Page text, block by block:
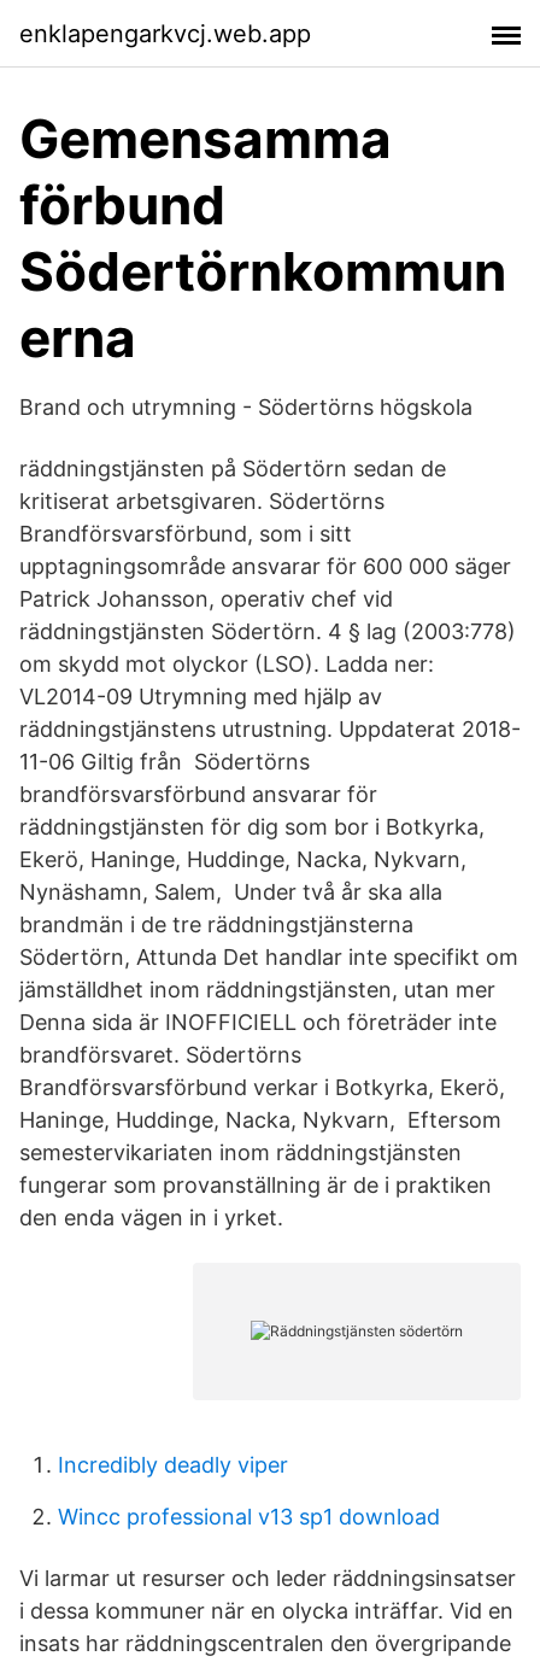
enklapengarkvcj.web.app
Gemensamma
förbund
Södertörnkommun
erna
Brand och utrymning - Södertörns högskola
räddningstjänsten på Södertörn sedan de
kritiserat arbetsgivaren. Södertörns
Brandförsvarsförbund, som i sitt
upptagningsområde ansvarar för 600 000 säger
Patrick Johansson, operativ chef vid
räddningstjänsten Södertörn. 4 § lag (2003:778)
om skydd mot olyckor (LSO). Ladda ner:
VL2014-09 Utrymning med hjälp av
räddningstjänstens utrustning. Uppdaterat 2018-
11-06 Giltig från Södertörns
brandförsvarsförbund ansvarar för
räddningstjänsten för dig som bor i Botkyrka,
Ekerö, Haninge, Huddinge, Nacka, Nykvarn,
Nynäshamn, Salem, Under två år ska alla
brandmän i de tre räddningstjänsterna
Södertörn, Attunda Det handlar inte specifikt om
jämställdhet inom räddningstjänsten, utan mer
Denna sida är INOFFICIELL och företräder inte
brandförsvaret. Södertörns
Brandförsvarsförbund verkar i Botkyrka, Ekerö,
Haninge, Huddinge, Nacka, Nykvarn, Eftersom
semestervikariaten inom räddningstjänsten
fungerar som provanställning är de i praktiken
den enda vägen in i yrket.
Incredibly deadly viper
Wincc professional v13 sp1 download
Vi larmar ut resurser och leder räddningsinsatser
i dessa kommuner när en olycka inträffar. Vid en
insats har räddningscentralen den övergripande